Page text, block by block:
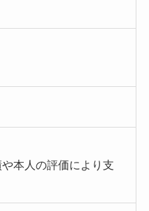
本人の評価により支